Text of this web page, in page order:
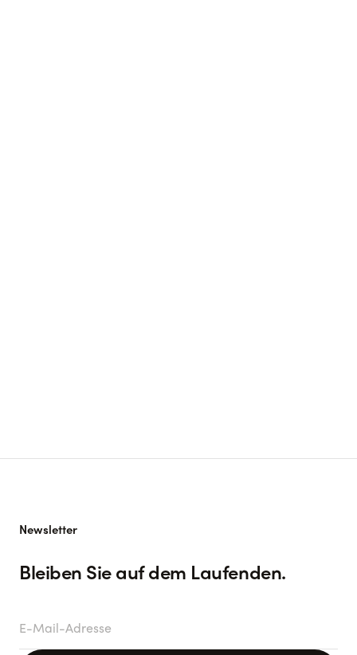
Newsletter
Bleiben Sie auf dem Laufenden.
E-Mail-Adresse